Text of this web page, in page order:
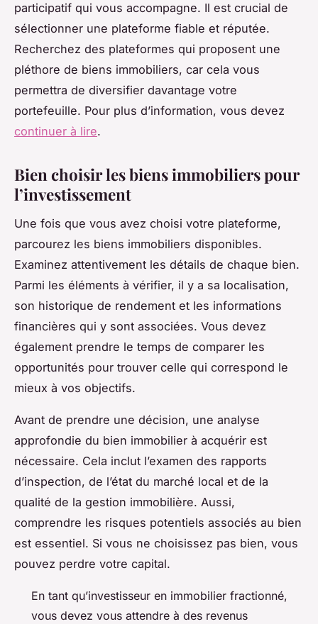
participatif qui vous accompagne. Il est crucial de
sélectionner une plateforme fiable et réputée.
Recherchez des plateformes qui proposent une
pléthore de biens immobiliers, car cela vous
permettra de diversifier davantage votre
portefeuille. Pour plus d’information, vous devez
continuer à lire.
Bien choisir les biens immobiliers pour
l’investissement
Une fois que vous avez choisi votre plateforme,
parcourez les biens immobiliers disponibles.
Examinez attentivement les détails de chaque bien.
Parmi les éléments à vérifier, il y a sa localisation,
son historique de rendement et les informations
financières qui y sont associées. Vous devez
également prendre le temps de comparer les
opportunités pour trouver celle qui correspond le
mieux à vos objectifs.
Avant de prendre une décision, une analyse
approfondie du bien immobilier à acquérir est
nécessaire. Cela inclut l’examen des rapports
d’inspection, de l’état du marché local et de la
qualité de la gestion immobilière. Aussi,
comprendre les risques potentiels associés au bien
est essentiel. Si vous ne choisissez pas bien, vous
pouvez perdre votre capital.
En tant qu’investisseur en immobilier fractionné,
vous devez vous attendre à des revenus